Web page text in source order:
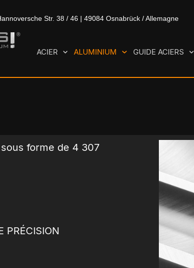
Str. 38 / 46 | 49084 Osnabrück / Allemagne
ACIER ALUMINIUM GUIDE ACIERS
forme de 4 307
PRÉCISION